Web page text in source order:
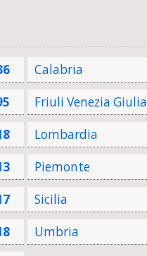
Calabria
Friuli Venezia Giulia
Lombardia
Piemonte
Sicilia
Umbria